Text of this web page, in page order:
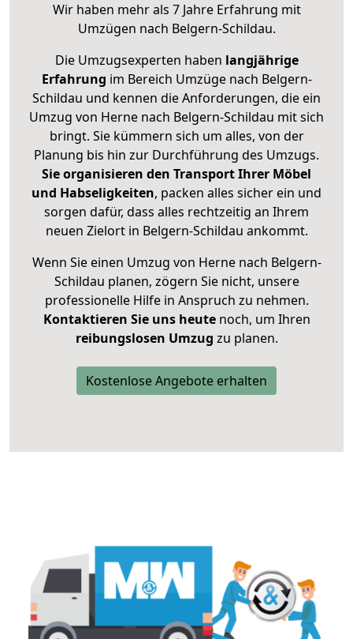
Wir haben mehr als 7 Jahre Erfahrung mit
Umzügen nach Belgern-Schildau.
Die Umzugsexperten haben langjährige
Erfahrung im Bereich Umzüge nach Belgern-
Schildau und kennen die Anforderungen, die ein
Umzug von Herne nach Belgern-Schildau mit sich
bringt. Sie kümmern sich um alles, von der
Planung bis hin zur Durchführung des Umzugs.
Sie organisieren den Transport Ihrer Möbel
und Habseligkeiten, packen alles sicher ein und
sorgen dafür, dass alles rechtzeitig an Ihrem
neuen Zielort in Belgern-Schildau ankommt.
Wenn Sie einen Umzug von Herne nach Belgern-
Schildau planen, zögern Sie nicht, unsere
professionelle Hilfe in Anspruch zu nehmen.
Kontaktieren Sie uns heutenoch, um Ihren
reibungslosen Umzug zu planen.
Kostenlose Angebote erhalten